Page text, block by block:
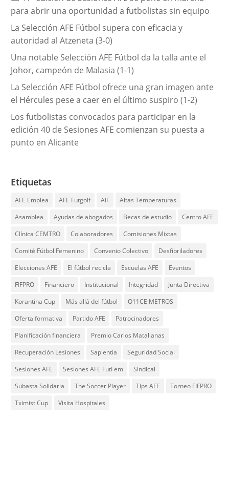
s
para abrir una oportunidad a futbolistas sin equipo
La Selección AFE Fútbol supera con eficacia y
autoridad al Atzeneta (3-0)
Una notable Selección AFE Fútbol da la talla ante el
Johor, campeón de Malasia (1-1)
La Selección AFE Fútbol ofrece una gran imagen ante
el Hércules pese a caer en el último suspiro (1-2)
Los futbolistas convocados para participar en la
edición 40 de Sesiones AFE comienzan su puesta a
punto en Alicante
Etiquetas
AFE Emplea AFE Futgolf AIF
Altas Temperaturas
Asamblea
Ayudas de abogados Becas de estudio
Centro AFE
Clínica CEMTRO
Colaboradores
Comisiones Mixtas
Comité Fútbol Femenino
Convenio Colectivo
Desfibriladores
Elecciones AFE
El fútbol recicla Escuelas AFE
Eventos
FIFPRO
Financiero Institucional Integridad
Junta Directiva
Korantina Cup
Más allá del fútbol
O11CE METROS
Oferta formativa
Partido AFE
Patrocinadores
Planificación financiera
Premio Carlos Matallanas
Recuperación Lesiones
Sapientia
Seguridad Social
Sesiones AFE
Sesiones AFE FutFem
Sindical
Subasta Solidaria
The Soccer Player Tips AFE
Torneo FIFPRO
Tximist Cup
Visita Hospitales